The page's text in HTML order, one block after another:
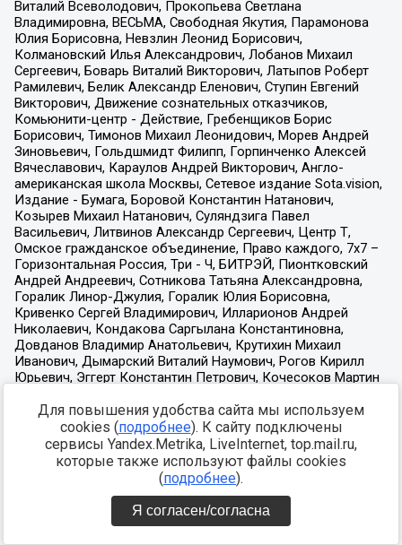
Для повышения удобства сайта мы используем
cookies (подробнее). К сайту подключены
сервисы Yandex.Metrika, LiveInternet, top.mail.ru,
которые также используют файлы cookies
(подробнее).
Я согласен/согласна